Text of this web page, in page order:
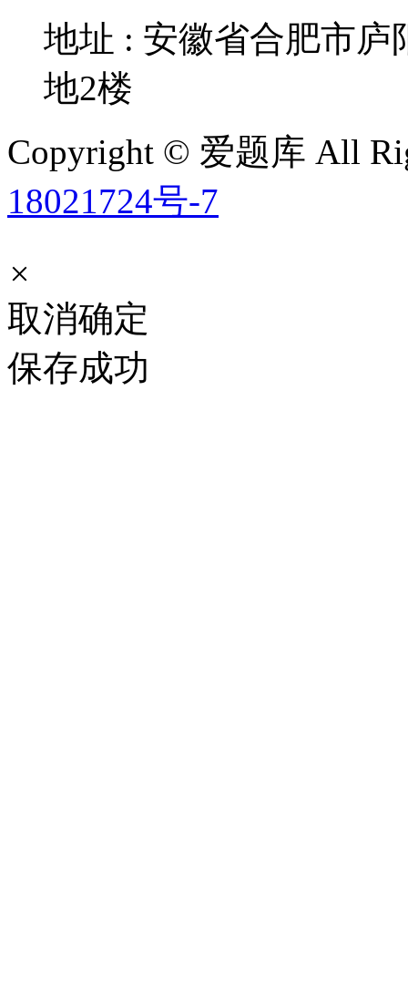
地址 : 安徽省合肥市
地2楼
Copyright © 爱题库 All
18021724号-7
×
取消确定
保存成功